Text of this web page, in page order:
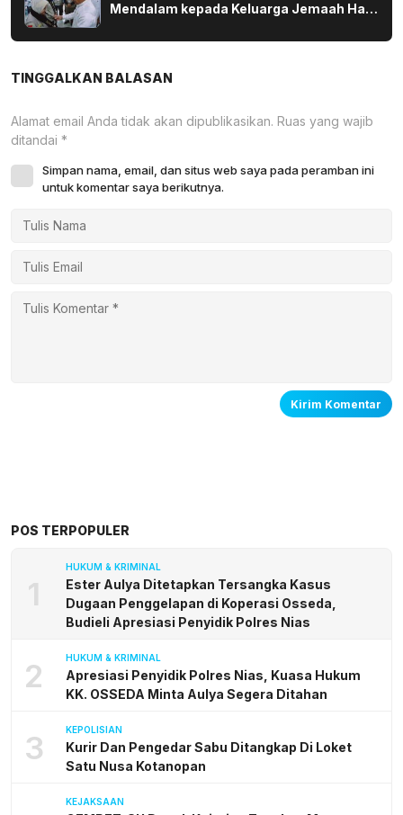
Mendalam kepada Keluarga Jemaah Haji
TINGGALKAN BALASAN
Alamat email Anda tidak akan dipublikasikan. Ruas yang wajib
ditandai *
Simpan nama, email, dan situs web saya pada peramban ini
untuk komentar saya berikutnya.
POS TERPOPULER
1
HUKUM & KRIMINAL
Ester Aulya Ditetapkan Tersangka Kasus
Dugaan Penggelapan di Koperasi Osseda,
Budieli Apresiasi Penyidik Polres Nias
2 HUKUM & KRIMINAL
Apresiasi Penyidik Polres Nias, Kuasa Hukum
KK. OSSEDA Minta Aulya Segera Ditahan
3 KEPOLISIAN
Kurir Dan Pengedar Sabu Ditangkap Di Loket
Satu Nusa Kotanopan
KEJAKSAAN